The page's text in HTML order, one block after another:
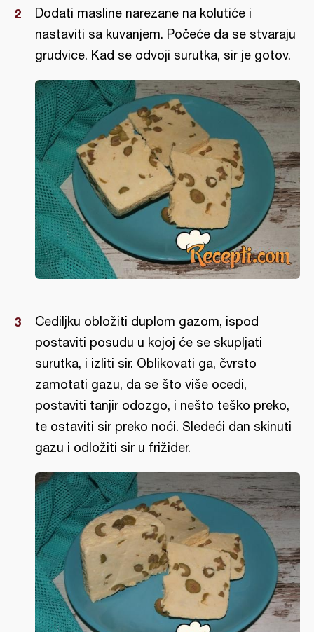
Dodati masline narezane na kolutiće i
nastaviti sa kuvanjem. Počeće da se stvaraju
grudvice. Kad se odvoji surutka, sir je gotov.
Cediljku obložiti duplom gazom, ispod
postaviti posudu u kojoj će se skupljati
surutka, i izliti sir. Oblikovati ga, čvrsto
zamotati gazu, da se što više ocedi,
postaviti tanjir odozgo, i nešto teško preko,
te ostaviti sir preko noći. Sledeći dan skinuti
gazu i odložiti sir u frižider.